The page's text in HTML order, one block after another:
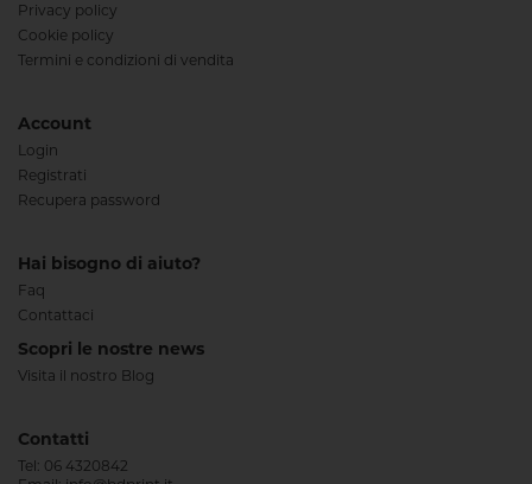
Privacy policy
Cookie policy
Termini e condizioni di vendita
Account
Login
Registrati
Recupera password
Hai bisogno di aiuto?
Faq
Contattaci
Scopri le nostre news
Visita il nostro Blog
Contatti
Tel: 06 4320842